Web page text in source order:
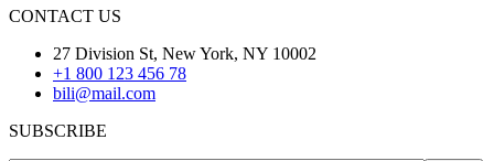
CONTACT US
27 Division St, New York, NY 10002
+1 800 123 456 78
bili@mail.com
SUBSCRIBE